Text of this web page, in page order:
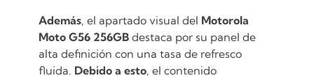
Además, el apartado visual del Motorola
Moto G56 256GB destaca por su panel de
alta definición con una tasa de refresco
fluida. Debido a esto, el contenido